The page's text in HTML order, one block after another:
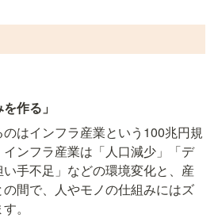
作る」
はインフラ産業という100兆円規
ンフラ産業は「人口減少」「デ
手不足」などの環境変化と、産
間で、人やモノの仕組みにはズ
。